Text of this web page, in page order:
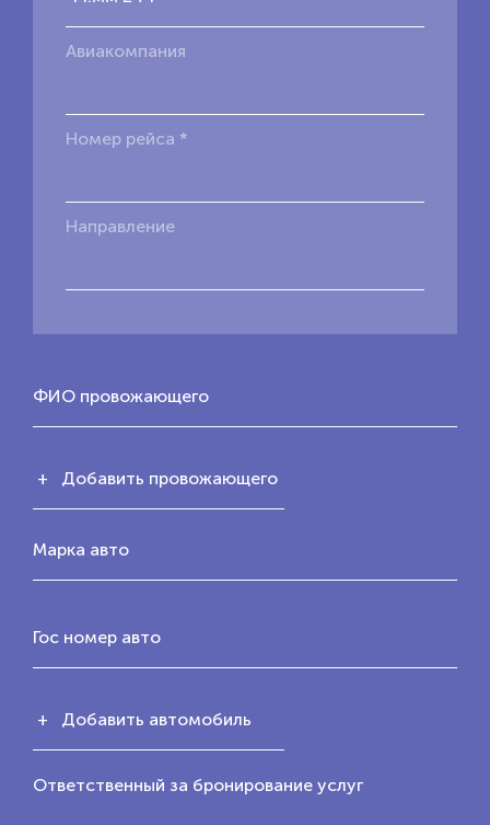
Авиакомпания
Номер рейса *
Направление
ФИО провожающего
+ Добавить провожающего
Марка авто
Гос номер авто
+ Добавить автомобиль
Ответственный за бронирование услуг